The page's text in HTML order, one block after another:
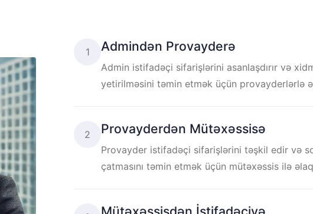
1 Admindən Provayderə
Admin istifadəçi sifarişlərini asanlaşdırır və
yetirilməsini təmin etmək üçün provayderlərlə
2 Provayderdən Mütəxəssisə
Provayder istifadəçi sifarişlərini təşkil edir və
çatmasını təmin etmək üçün mütəxəssis ilə